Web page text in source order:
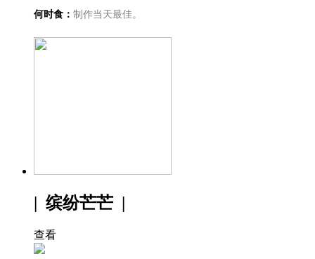
何时食： 制作当天最佳。
| 缤纷芒芒 |
查看